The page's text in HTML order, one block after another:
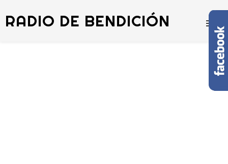
RADIO DE BENDICIÓN